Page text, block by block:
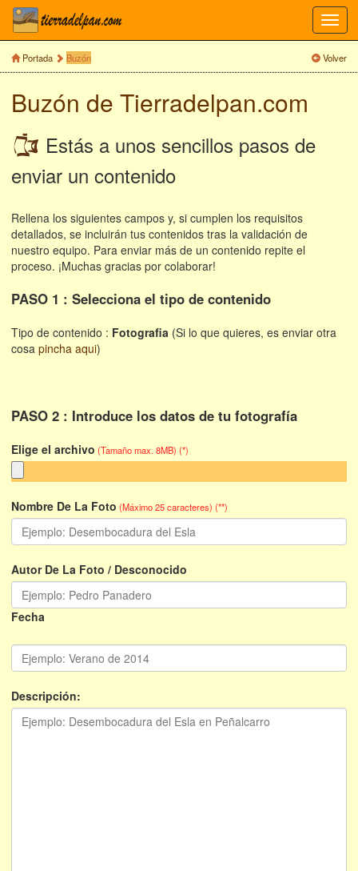
Portada Buzón Volver
Buzón de Tierradelpan.com
Estás a unos sencillos pasos de
enviar un contenido
Rellena los siguientes campos y, si cumplen los requisitos
detallados, se incluirán tus contenidos tras la validación de
nuestro equipo. Para enviar más de un contenido repite el
proceso. ¡Muchas gracias por colaborar!
PASO 1 : Selecciona el tipo de contenido
Tipo de contenido : Fotografia (Si lo que quieres, es enviar otra
cosa pincha aqui)
PASO 2 : Introduce los datos de tu fotografía
Elige el archivo (Tamaño max. 8MB) (*)
Nombre De La Foto (Máximo 25 caracteres) (**)
Autor De La Foto / Desconocido
Fecha
Descripción: